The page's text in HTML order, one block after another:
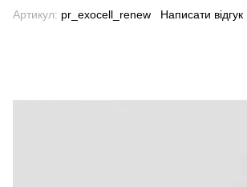
Артикул: pr_exocell_renew Написати відгук